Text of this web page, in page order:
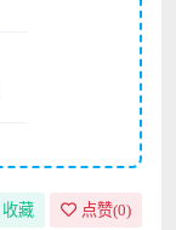
收藏 点赞(0)